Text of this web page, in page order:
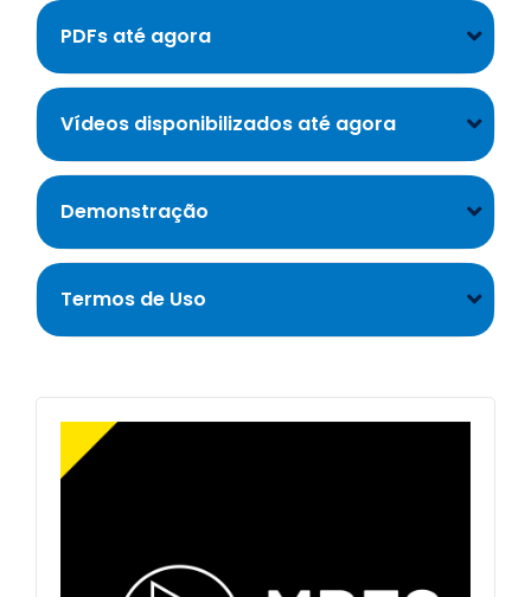
PDFs até agora
Vídeos disponibilizados até agora
Demonstração
Termos de Uso